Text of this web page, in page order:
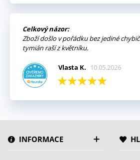
Celkový názor:
Zboží došlo v pořádku bez jediné
tymián raší z květníku.
Vlasta K. 10.05.2026
INFORMACE